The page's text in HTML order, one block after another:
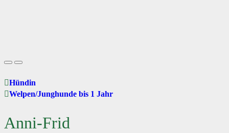
Hündin
Welpen/Junghunde bis 1 Jahr
Anni-Frid